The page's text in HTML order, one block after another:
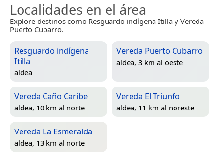
Localidades en el área
Explore destinos como Resguardo indígena Itilla y Vereda
Puerto Cubarro.
Resguardo indígena
Itilla
aldea
Vereda Puerto Cubarro
aldea, 3 km al oeste
Vereda Caño Caribe
aldea, 10 km al norte
Vereda El Triunfo
aldea, 11 km al noreste
Vereda La Esmeralda
aldea, 13 km al norte